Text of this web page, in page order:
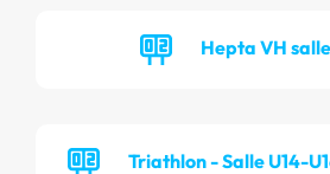
Hepta VH
Triathlon - Salle U14-